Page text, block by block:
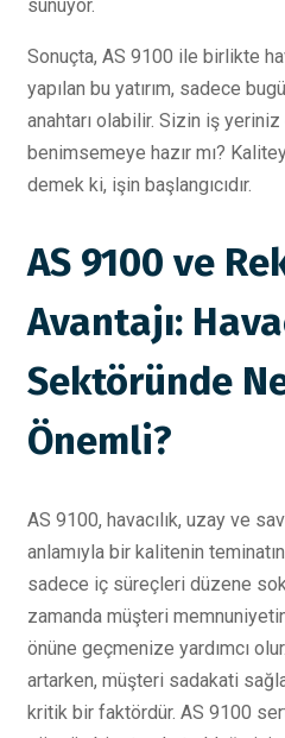
sunuyor.
Sonuçta, AS 9100 ile birlikte
yapılan bu yatırım, sadece
anahtarı olabilir. Sizin iş yeriniz
benimsemeye hazır mı?
demek ki, işin başlangıcıdır.
AS 9100 ve
Avantajı:
Sektöründe
Önemli?
AS 9100, havacılık, uzay ve
anlamıyla bir kalitenin
sadece iç süreçleri düzene
zamanda müşteri
önüne geçmenize yardımcı
artarken, müşteri sadakati
kritik bir faktördür. AS 9100